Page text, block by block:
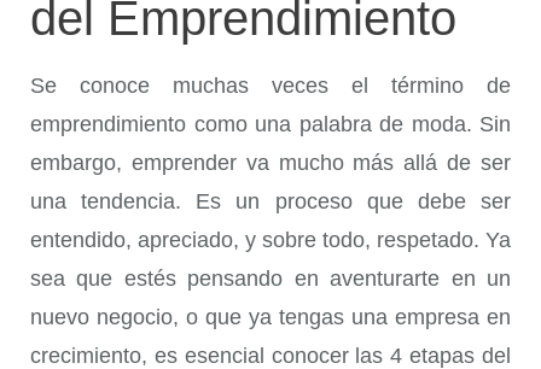
del Emprendimiento
Se conoce muchas veces el término de
emprendimiento como una palabra de moda. Sin
embargo, emprender va mucho más allá de ser
una tendencia. Es un proceso que debe ser
entendido, apreciado, y sobre todo, respetado. Ya
sea que estés pensando en aventurarte en un
nuevo negocio, o que ya tengas una empresa en
crecimiento, es esencial conocer las 4 etapas del